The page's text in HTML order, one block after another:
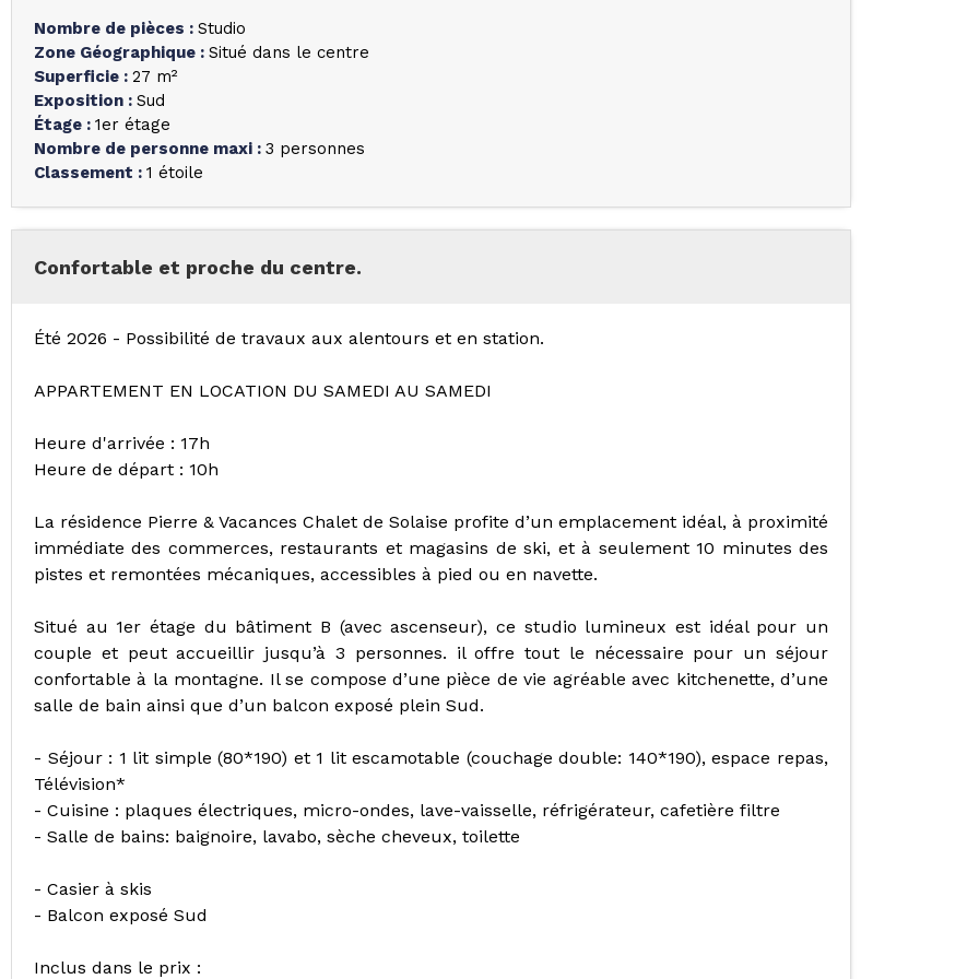
Nombre de pièces : Studio
Zone Géographique : Situé dans le centre
Superficie : 27 m²
Exposition : Sud
Étage : 1er étage
Nombre de personne maxi : 3 personnes
Classement : 1 étoile
Confortable et proche du centre.
Été 2026 - Possibilité de travaux aux alentours et en station.
APPARTEMENT EN LOCATION DU SAMEDI AU SAMEDI
Heure d'arrivée : 17h
Heure de départ : 10h
La résidence Pierre & Vacances Chalet de Solaise profite d’un emplacement idéal, à proximité
immédiate des commerces, restaurants et magasins de ski, et à seulement 10 minutes des
pistes et remontées mécaniques, accessibles à pied ou en navette.
Situé au 1er étage du bâtiment B (avec ascenseur), ce studio lumineux est idéal pour un
couple et peut accueillir jusqu’à 3 personnes. il offre tout le nécessaire pour un séjour
confortable à la montagne. Il se compose d’une pièce de vie agréable avec kitchenette, d’une
salle de bain ainsi que d’un balcon exposé plein Sud.
- Séjour : 1 lit simple (80*190) et 1 lit escamotable (couchage double: 140*190), espace repas,
Télévision*
- Cuisine : plaques électriques, micro-ondes, lave-vaisselle, réfrigérateur, cafetière filtre
- Salle de bains: baignoire, lavabo, sèche cheveux, toilette
- Casier à skis
- Balcon exposé Sud
Inclus dans le prix :